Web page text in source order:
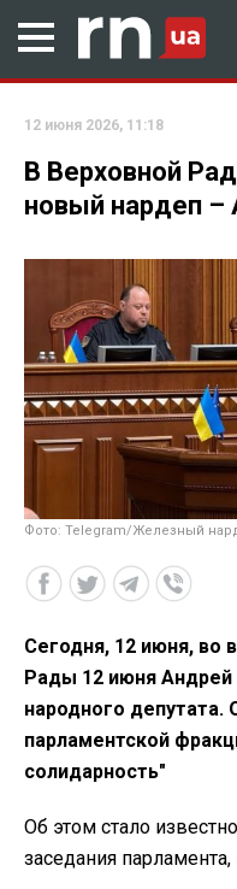
12 июня 2026, 11:18
В Верховной
новый нардеп –
Фото: Telegram/Железный
Сегодня, 12 июня, во
Рады 12 июня Андрей
народного депутата.
парламентской
солидарность"
Об этом стало
заседания